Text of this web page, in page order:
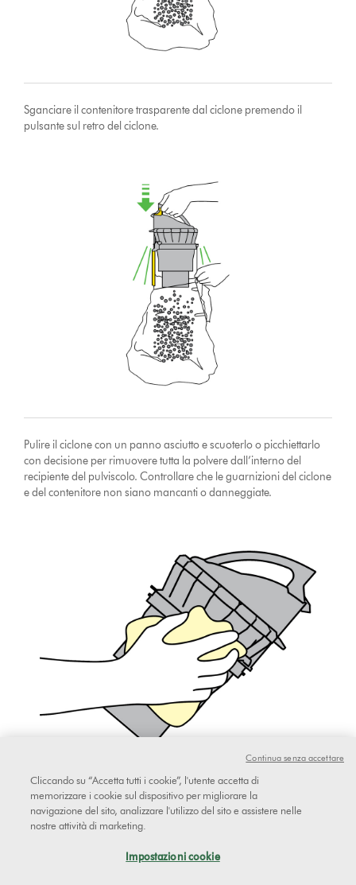
Sganciare il contenitore trasparente dal ciclone premendo il
pulsante sul retro del ciclone.
Pulire il ciclone con un panno asciutto e scuoterlo o picchiettarlo
con decisione per rimuovere tutta la polvere dall’interno del
recipiente del pulviscolo. Controllare che le guarnizioni del ciclone
e del contenitore non siano mancanti o danneggiate.
Riassemblare l’apparecchio e fare un test.
Cliccando su “Accetta tutti i cookie”, l'utente accetta di
memorizzare i cookie sul dispositivo per migliorare la
navigazione del sito, analizzare l'utilizzo del sito e assistere nelle
nostre attività di marketing.
Impostazioni cookie
Continua senza accettare